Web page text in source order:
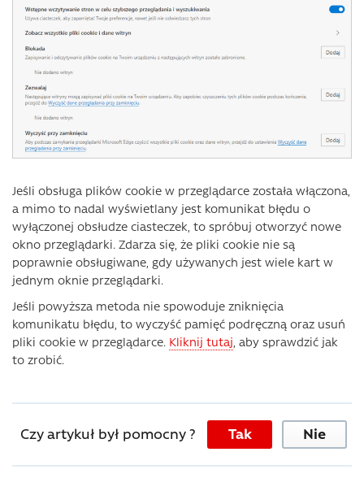
Jeśli obsługa plików cookie w przeglądarce została włączona,
a mimo to nadal wyświetlany jest komunikat błędu o
wyłączonej obsłudze ciasteczek, to spróbuj otworzyć nowe
okno przeglądarki. Zdarza się, że pliki cookie nie są
poprawnie obsługiwane, gdy używanych jest wiele kart w
jednym oknie przeglądarki.
Jeśli powyższa metoda nie spowoduje zniknięcia
komunikatu błędu, to wyczyść pamięć podręczną oraz usuń
pliki cookie w przeglądarce. Kliknij tutaj , aby sprawdzić jak
to zrobić.
Czy artykuł był pomocny ? Tak Nie